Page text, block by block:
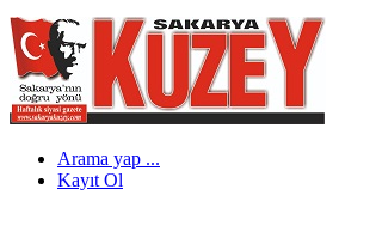
Arama yap ...
Kayıt Ol